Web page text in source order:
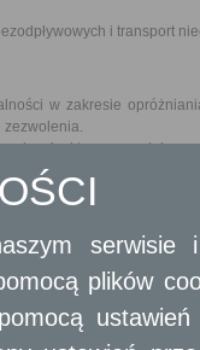
i transport
w zakresie
zezwolenia.
akt prawa
w zakresie
technicznego
art. 11 ust. 9 ustawy z
i 2255 oraz z 2017 r.
serwisie
plików